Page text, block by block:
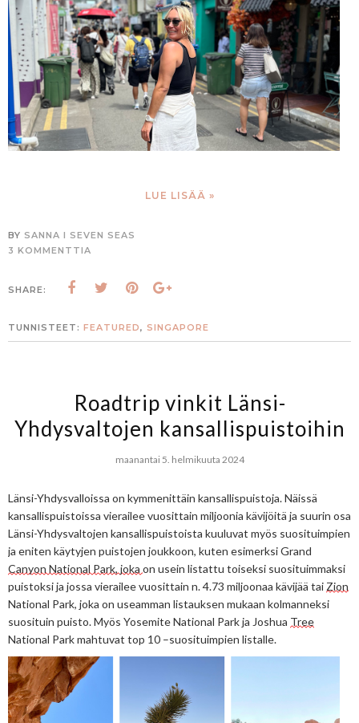
LUE LISÄÄ »
BY SANNA I SEVEN SEAS
3 KOMMENTTIA
SHARE:
TUNNISTEET: FEATURED, SINGAPORE
Roadtrip vinkit Länsi-
Yhdysvaltojen kansallispuistoihin​
maanantai 5. helmikuuta 2024
Länsi-Yhdysvalloissa on kymmenittäin kansallispuistoja. Näissä
kansallispuistoissa vierailee vuosittain miljoonia kävijöitä ja suurin osa
Länsi-Yhdysvaltojen kansallispuistoista kuuluvat myös suosituimpien
Canyon National Park, joka on usein listattu toiseksi suosituimmaksi
puistoksi ja jossa vierailee vuosittain n. 4.73 miljoonaa kävijää tai Zion
National Park, joka on useamman listauksen mukaan kolmanneksi
suosituin puisto. Myös Yosemite National Park ja Joshua Tree
National Park mahtuvat top 10 –suosituimpien listalle.